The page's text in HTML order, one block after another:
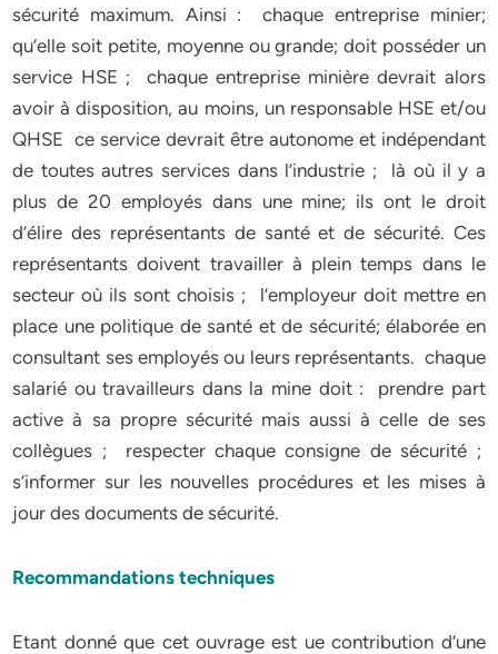
sécurité maximum. Ainsi : chaque entreprise minier;
qu’elle soit petite, moyenne ou grande; doit posséder un
service HSE ; chaque entreprise minière devrait alors
avoir à disposition, au moins, un responsable HSE et/ou
QHSE ce service devrait être autonome et indépendant
de toutes autres services dans l’industrie ; là où il y a
plus de 20 employés dans une mine; ils ont le droit
d’élire des représentants de santé et de sécurité. Ces
représentants doivent travailler à plein temps dans le
secteur où ils sont choisis ; l’employeur doit mettre en
place une politique de santé et de sécurité; élaborée en
consultant ses employés ou leurs représentants. chaque
salarié ou travailleurs dans la mine doit : prendre part
active à sa propre sécurité mais aussi à celle de ses
collègues ; respecter chaque consigne de sécurité ;
s’informer sur les nouvelles procédures et les mises à
jour des documents de sécurité.
Recommandations techniques
Etant donné que cet ouvrage est ue contribution d’une